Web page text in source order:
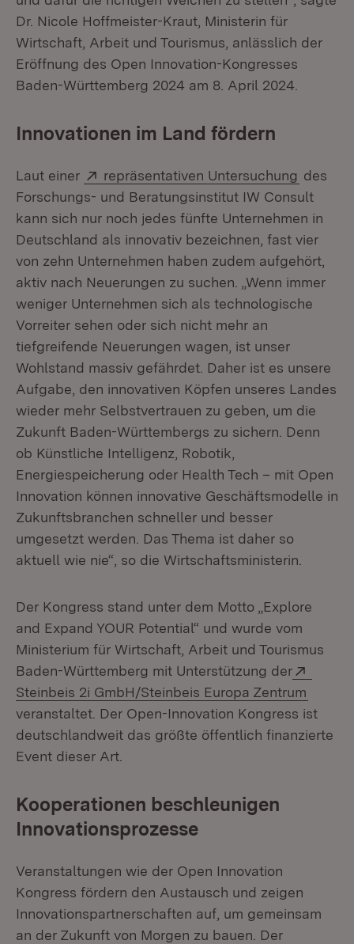
Dr. Nicole Hoffmeister-Kraut, Ministerin für
Wirtschaft, Arbeit und Tourismus, anlässlich der
Eröffnung des Open Innovation-Kongresses
Baden-Württemberg 2024 am 8. April 2024.
Innovationen im Land fördern
Laut einer Extern:
repräsentativen Untersuchung (Öffnet
des
Forschungs- und Beratungsinstitut IW Consult
kann sich nur noch jedes fünfte Unternehmen in
Deutschland als innovativ bezeichnen, fast vier
von zehn Unternehmen haben zudem aufgehört,
aktiv nach Neuerungen zu suchen. „Wenn immer
weniger Unternehmen sich als technologische
Vorreiter sehen oder sich nicht mehr an
tiefgreifende Neuerungen wagen, ist unser
Wohlstand massiv gefährdet. Daher ist es unsere
Aufgabe, den innovativen Köpfen unseres Landes
wieder mehr Selbstvertrauen zu geben, um die
Zukunft Baden-Württembergs zu sichern. Denn
ob Künstliche Intelligenz, Robotik,
Energiespeicherung oder Health Tech – mit Open
Innovation können innovative Geschäftsmodelle in
Zukunftsbranchen schneller und besser
umgesetzt werden. Das Thema ist daher so
aktuell wie nie“, so die Wirtschaftsministerin.
Der Kongress stand unter dem Motto „Explore
and Expand YOUR Potential“ und wurde vom
Ministerium für Wirtschaft, Arbeit und Tourismus
Baden-Württemberg mit Unterstützung der
Steinbeis 2i GmbH/Steinbeis Europa Zentrum
veranstaltet. Der Open-Innovation Kongress ist
deutschlandweit das größte öffentlich finanzierte
Event dieser Art.
Kooperationen beschleunigen
Innovationsprozesse
Veranstaltungen wie der Open Innovation
Kongress fördern den Austausch und zeigen
Innovationspartnerschaften auf, um gemeinsam
an der Zukunft von Morgen zu bauen. Der